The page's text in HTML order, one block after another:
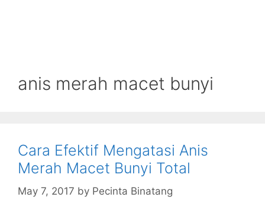
anis merah macet bunyi
Cara Efektif Mengatasi Anis
Merah Macet Bunyi Total
May 7, 2017 by Pecinta Binatang